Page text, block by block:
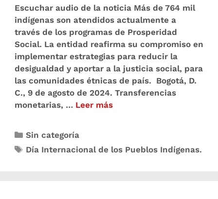
Escuchar audio de la noticia Más de 764 mil
indígenas son atendidos actualmente a
través de los programas de Prosperidad
Social. La entidad reafirma su compromiso en
implementar estrategias para reducir la
desigualdad y aportar a la justicia social, para
las comunidades étnicas de país. Bogotá, D.
C., 9 de agosto de 2024. Transferencias
monetarias, … Leer más
Sin categoría
Día Internacional de los Pueblos Indígenas.